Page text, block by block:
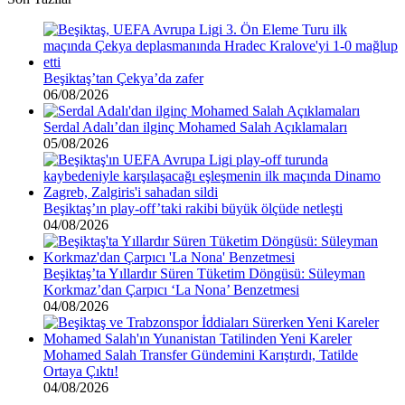
Beşiktaş’tan Çekya’da zafer
06/08/2026
Serdal Adalı’dan ilginç Mohamed Salah Açıklamaları
05/08/2026
Beşiktaş’ın play-off’taki rakibi büyük ölçüde netleşti
04/08/2026
Beşiktaş’ta Yıllardır Süren Tüketim Döngüsü: Süleyman
Korkmaz’dan Çarpıcı ‘La Nona’ Benzetmesi
04/08/2026
Mohamed Salah Transfer Gündemini Karıştırdı, Tatilde
Ortaya Çıktı!
04/08/2026